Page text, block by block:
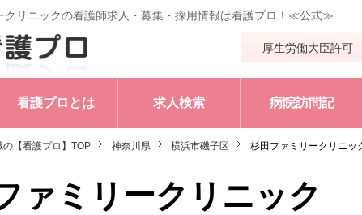
クリニックの看護師求人・募集・採用情報は看護プロ！≪公式≫
厚生労働大臣許
看護プロとは 求人検索 病院訪問記
【看護プロ】TOP 神奈川県 横浜市磯子区 杉田ファミリークリニッ
ァミリークリニック